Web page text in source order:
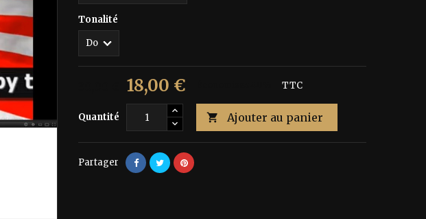
Tonalité
18,00 € TTC
Quantité  Ajouter au panier
Partager